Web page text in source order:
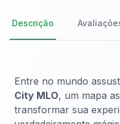
Descrição
Entre no mundo
City MLO, um mapa
transformar sua